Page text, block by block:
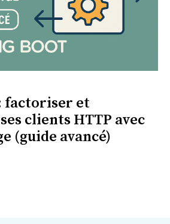
factoriser et
clients HTTP avec
(guide avancé)